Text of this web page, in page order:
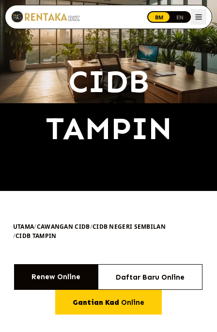
Langkau ke kandungan utama
BM EN
CIDB
TAMPIN
UTAMA/CAWANGAN CIDB/CIDB NEGERI SEMBILAN
/CIDB TAMPIN
Renew Online Daftar Baru Online
Gantian Kad Online